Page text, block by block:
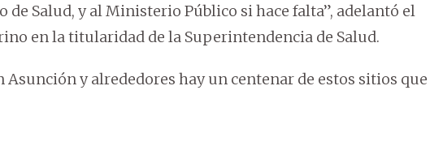
Salud, y al Ministerio Público si hace falta”, adelantó el
en la titularidad de la Superintendencia de Salud.
y alrededores hay un centenar de estos sitios que